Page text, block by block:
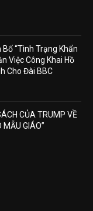
“Tình Trạng Khẩn
Việc Công Khai Hồ
Cho Đài BBC
CỦA TRUMP VỀ
MẪU GIÁO”